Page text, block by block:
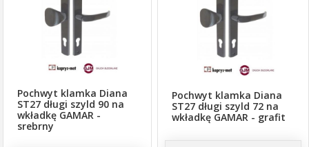
Pochwyt klamka Diana
ST27 długi szyld 90 na
wkładkę GAMAR -
srebrny
Pochwyt klamka Diana
ST27 długi szyld 72 na
wkładkę GAMAR - grafit